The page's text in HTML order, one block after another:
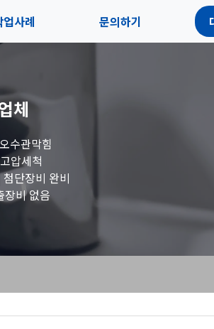
업사례
대 작업
기 작업
조 작업
구 작업
대 작업
문의하기
체
수관막힘
압세척
단장비 완비
장비 없음